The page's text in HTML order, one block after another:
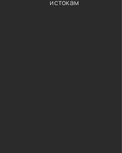
истокам